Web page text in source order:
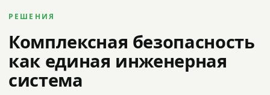
РЕШЕНИЯ
Комплексная безопасность
как единая инженерная
система